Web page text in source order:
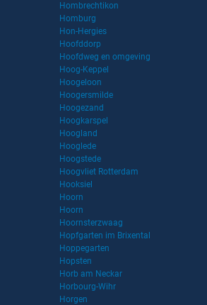
Hombrechtikon
Homburg
Hon-Hergies
Hoofddorp
Hoofdweg en omgeving
Hoog-Keppel
Hoogeloon
Hoogersmilde
Hoogezand
Hoogkarspel
Hoogland
Hooglede
Hoogstede
Hoogvliet Rotterdam
Hooksiel
Hoorn
Hoorn
Hoornsterzwaag
Hopfgarten im Brixental
Hoppegarten
Hopsten
Horb am Neckar
Horbourg-Wihr
Horgen